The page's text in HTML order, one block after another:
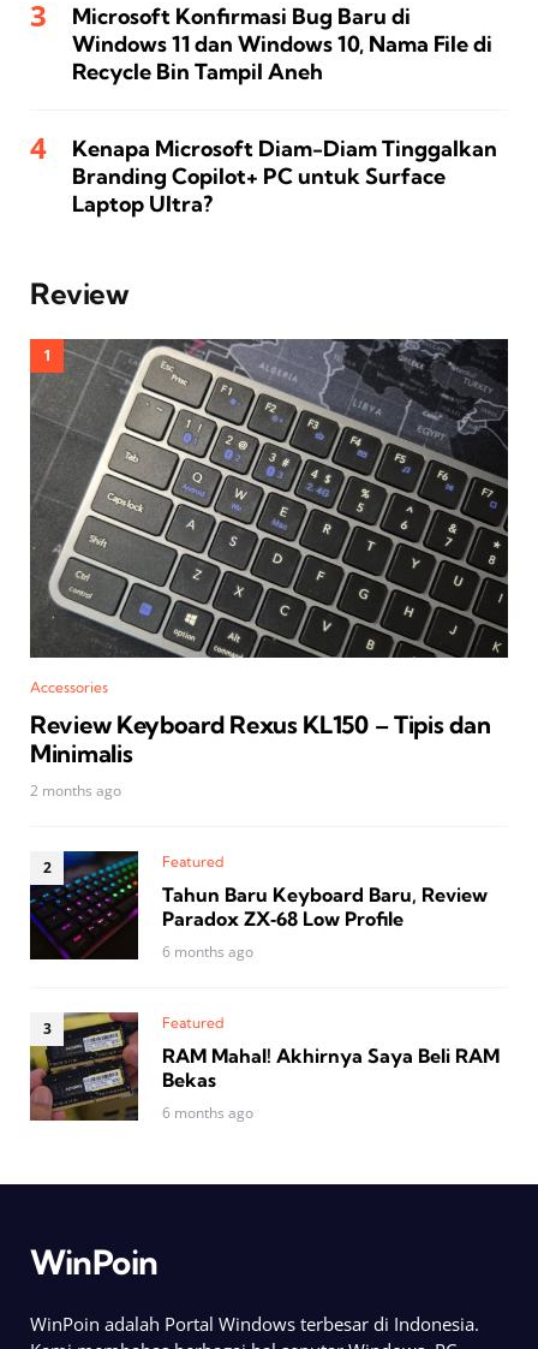
Microsoft Konfirmasi Bug Baru di
Windows 11 dan Windows 10, Nama File di
Recycle Bin Tampil Aneh
Kenapa Microsoft Diam-Diam Tinggalkan
Branding Copilot+ PC untuk Surface
Laptop Ultra?
Review
Accessories
Review Keyboard Rexus KL150 – Tipis dan
Minimalis
2 months ago
Featured
Tahun Baru Keyboard Baru, Review
Paradox ZX‑68 Low Profile
6 months ago
Featured
RAM Mahal! Akhirnya Saya Beli RAM
Bekas
6 months ago
WinPoin
WinPoin adalah Portal Windows terbesar di Indonesia.